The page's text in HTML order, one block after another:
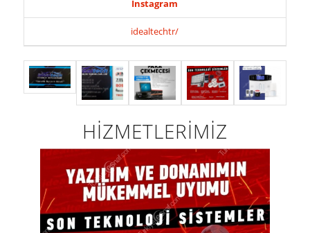
İnstagram
idealtechtr/
HİZMETLERİMİZ